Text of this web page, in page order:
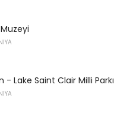
Lake Saint Clair Milli Parkı